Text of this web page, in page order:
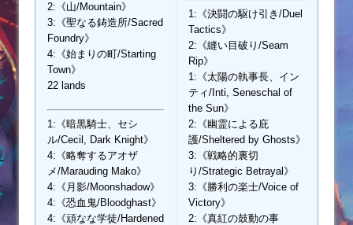
2:《山/Mountain》
3:《聖なる鋳造所/Sacred
Foundry》
4:《始まりの町/Starting
Town》
22 lands
1:《暗黒騎士、セシ
ル/Cecil, Dark Knight》
4:《略奪するアオザ
メ/Marauding Mako》
4:《月影/Moonshadow》
4:《恐血鬼/Bloodghast》
4:《頑なな学徒/Hardened
1:《決闘の駆け引き/Duel
Tactics》
2:《縫い目破り/Seam
Rip》
1:《太陽の執事長、イン
ティ/Inti, Seneschal of
the Sun》
2:《幽霊による庇
護/Sheltered by Ghosts》
3:《戦略的裏切
り/Strategic Betrayal》
3:《勝利の楽士/Voice of
Victory》
2:《真紅の鼓動の事